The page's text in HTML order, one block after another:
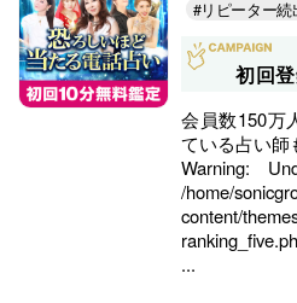
#リピーター続
初回
会員数150万
ている占い師
Warning:
/home/
content/
...